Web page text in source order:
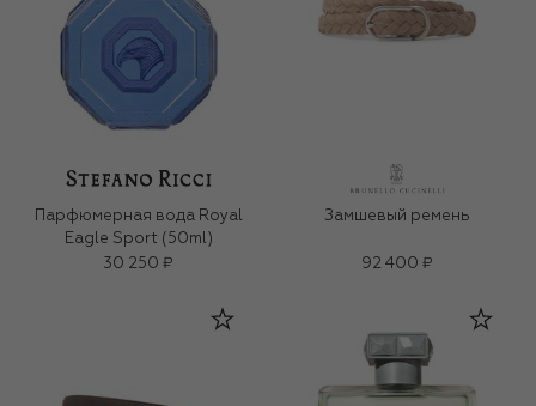
Парфюмерная вода Royal
Eagle Sport (50ml)
30 250 ₽
Замшевый ремень
92 400 ₽